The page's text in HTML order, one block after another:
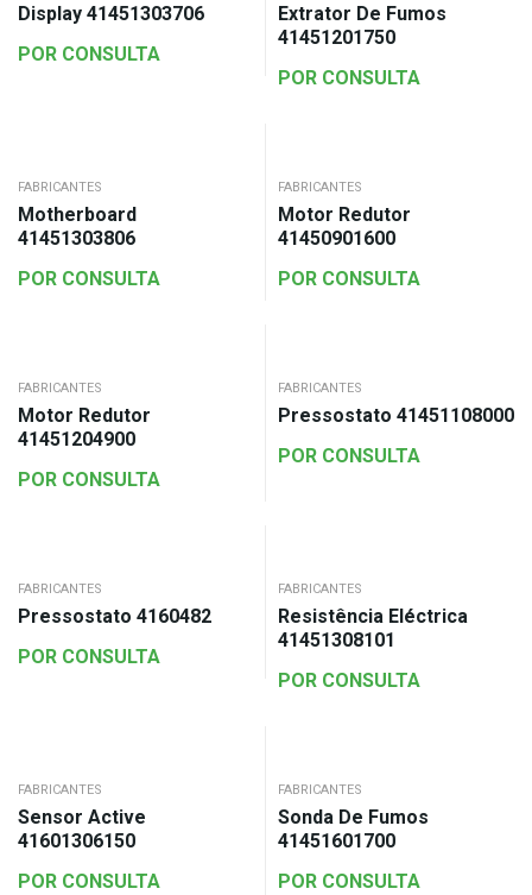
Display 41451303706
POR CONSULTA
Extrator De Fumos
41451201750
POR CONSULTA
FABRICANTES
Motherboard
41451303806
POR CONSULTA
FABRICANTES
Motor Redutor
41450901600
POR CONSULTA
FABRICANTES
Motor Redutor
41451204900
POR CONSULTA
FABRICANTES
Pressostato 41451108000
POR CONSULTA
FABRICANTES
Pressostato 4160482
POR CONSULTA
FABRICANTES
Resistência Eléctrica
41451308101
POR CONSULTA
FABRICANTES
Sensor Active
41601306150
POR CONSULTA
FABRICANTES
Sonda De Fumos
41451601700
POR CONSULTA